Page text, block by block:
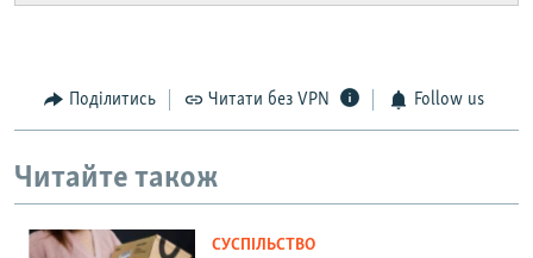
Поділитись Читати без VPN Follow us
Читайте також
СУСПІЛЬСТВО